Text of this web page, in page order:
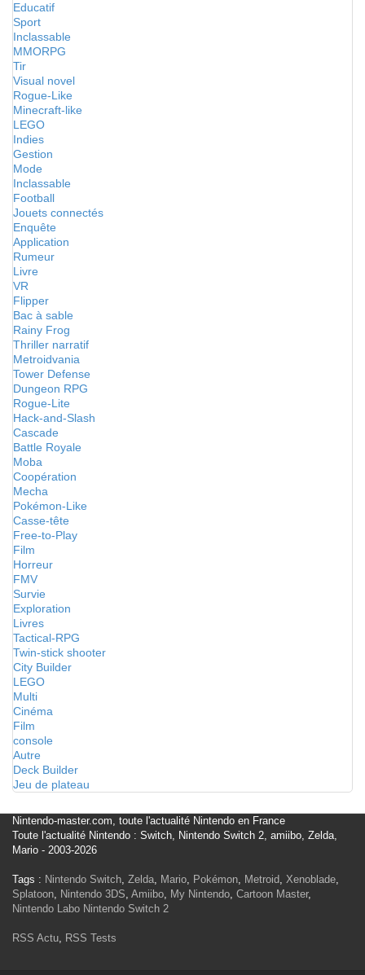
Educatif
Sport
Inclassable
MMORPG
Tir
Visual novel
Rogue-Like
Minecraft-like
LEGO
Indies
Gestion
Mode
Inclassable
Football
Jouets connectés
Enquête
Application
Rumeur
Livre
VR
Flipper
Bac à sable
Rainy Frog
Thriller narratif
Metroidvania
Tower Defense
Dungeon RPG
Rogue-Lite
Hack-and-Slash
Cascade
Battle Royale
Moba
Coopération
Mecha
Pokémon-Like
Casse-tête
Free-to-Play
Film
Horreur
FMV
Survie
Exploration
Livres
Tactical-RPG
Twin-stick shooter
City Builder
LEGO
Multi
Cinéma
Film
console
Autre
Deck Builder
Jeu de plateau
Nintendo-master.com, toute l'actualité Nintendo en France
Toute l'actualité Nintendo : Switch, Nintendo Switch 2, amiibo, Zelda,
Mario - 2003-2026
Tags : Nintendo Switch, Zelda, Mario, Pokémon, Metroid, Xenoblade,
Splatoon, Nintendo 3DS, Amiibo, My Nintendo, Cartoon Master,
Nintendo Labo Nintendo Switch 2
RSS Actu, RSS Tests